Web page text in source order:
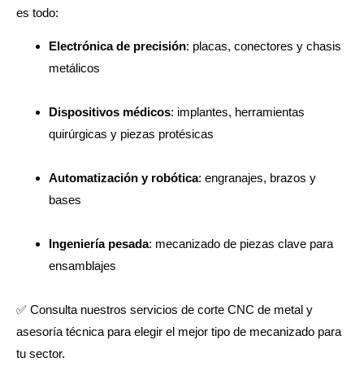
es todo:
Electrónica de precisión: placas, conectores y chasis
metálicos
Dispositivos médicos: implantes, herramientas
quirúrgicas y piezas protésicas
Automatización y robótica: engranajes, brazos y
bases
Ingeniería pesada: mecanizado de piezas clave para
ensamblajes
✅ Consulta nuestros servicios de corte CNC de metal y
asesoría técnica para elegir el mejor tipo de mecanizado para
tu sector.